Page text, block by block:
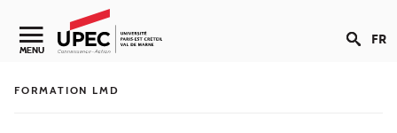
Aller au contenu
Navigation secondaire
MENU FR
FORMATION LMD